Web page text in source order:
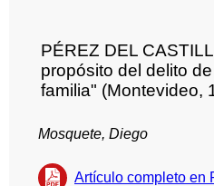
PÉREZ DEL
propósito del delito
familia" (Montevideo,
Mosquete, Diego
Artículo completo en